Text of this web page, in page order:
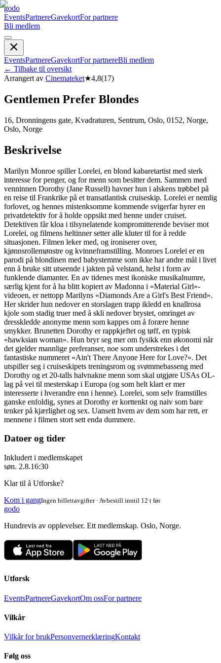
godo
EventsPartnereGavekortFor partnere
Bli medlem
EventsPartnereGavekortFor partnereBli medlem
← Tilbake til oversikt
Arrangert av Cinemateket★4,8(17)
Gentlemen Prefer Blondes
16, Dronningens gate, Kvadraturen, Sentrum, Oslo, 0152, Norge,
Oslo, Norge
Beskrivelse
Marilyn Monroe spiller Lorelei, en blond kabaretartist med sterk
interesse for penger, og for menn som besitter dem. Sammen med
venninnen Dorothy (Jane Russell) havner hun i alskens trøbbel på
en reise til Frankrike på et transatlantisk cruiseskip. Lorelei er nemlig
forlovet, og hennes mistenksomme kommende svigerfar hyrer en
privatdetektiv for å holde oppsikt med henne under cruiset.
Detektiven får kloa i tilsynelatende kompromitterende beviser mot
Lorelei, og filmens heltinner setter alle kluter til for å redde
situasjonen. Filmen leker med, og ironiserer over,
kjønnsrollemønstre og kvinneframstilling. Monroes Lorelei er en
parodi på blondinen med babystemme som ikke har andre mål i livet
enn å bruke sitt utseende i jakten på velstand, helst i form av
funklende diamanter. En av tidenes mest ikoniske musikalnumre,
særlig kjent for å ha blitt kopiert av Madonna i «Material Girl»-
videoen, er nettopp Marilyns «Diamonds Are a Girl's Best Friend».
Her skrider hun nedover en storslagen trapp ikledd en knallrosa
kjole som stadig truer med å skli nedover brystet, omringet av
dresskledde anonyme menn som kappes om å forære henne
smykker. Brunetten Dorothy er rappkjeftet og tøff, en typisk
«hawksian woman». Hun bryr seg mer om fysikk enn økonomi når
det gjelder mannlige preferanser, noe som understrekes i det
fantastiske nummeret «Ain't There Anyone Here for Love?». Det
utspiller seg i cruiseskipets treningsrom og svømmebasseng med
Dorothy og et 20-talls halvnakne menn som skal utgjøre USAs OL-
lag på vei til mesterskap i Europa (og som helt klart er mer
interesserte i hverandre enn i henne). Lorelei, som selv framstilles
ganske enfoldig, synes at Dorothy er korttenkt og naiv som bare
tenker på kjærlighet og sex. Uansett hvem av dem som har rett, er
mennene i filmen stort sett enda dummere.
Datoer og tider
Inkludert i medlemskapet
søn. 2.8.16:30
Klar til å Utforske?
Kom i gangIngen billettavgifter · Avbestill inntil 12 t før
godo
Hundrevis av opplevelser. Ett medlemskap. Oslo, Norge.
Utforsk
EventsPartnereGavekortOm ossFor partnere
Vilkår
Vilkår for brukPersonvernerklæringKontakt
Følg oss